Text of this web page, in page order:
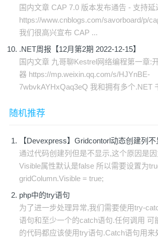
国内文章 CAP 7.0 版本发布通告 - 支持
https://www.cnblogs.com/savorboard/p/
我们很高兴宣布 CAP ...
.NET周报【12月第2期 2022-12-15】
国内文章 九哥聊Kestrel网络编程第一章:
器 https://mp.weixin.qq.com/s/HJYnBE-
7wbvkAYHxQaq3eQ 我和拥有多个.NET
随机推荐
【Devexpress】Gridcontorl动态创建列
通过代码创建列但是不显示,这个原因是
Visible属性默认是false 所以需要设置为
gridColumn.Visible = true;
php中的try语句
为了进一步处理异常,我们需要使用try-
语句和至少一个的catch语句.任何调用 可
的代码都应该使用try语句.Catch语句用来